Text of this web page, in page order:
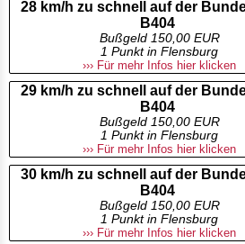
28 km/h zu schnell auf der
B404
Bußgeld 150,00 EUR
1 Punkt in Flensburg
››› Für mehr Infos hier klicken
29 km/h zu schnell auf der
B404
Bußgeld 150,00 EUR
1 Punkt in Flensburg
››› Für mehr Infos hier klicken
30 km/h zu schnell auf der
B404
Bußgeld 150,00 EUR
1 Punkt in Flensburg
››› Für mehr Infos hier klicken